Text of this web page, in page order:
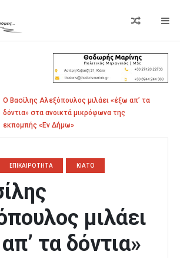
Ο Βασίλης Αλεξόπουλος μιλάει «έξω απ’ τα
δόντια» στα ανοικτά μικρόφωνα της
εκπομπής «Εν Δήμω»
ΕΠΙΚΑΙΡΟΤΗΤΑ ΚΙΑΤΟ
μιλάει
τα δόντια»